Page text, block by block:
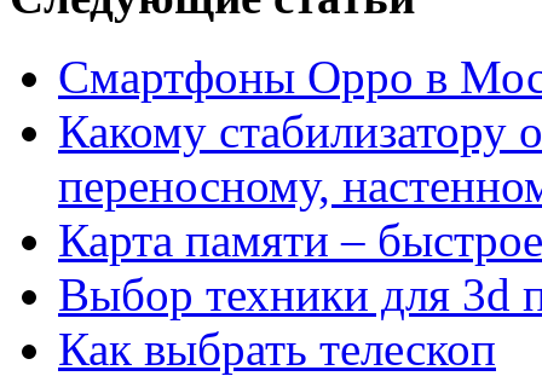
Смартфоны Орро в
Какому стабилизатору
переносному,
Карта памяти –
Выбор техники для 3d
Как выбрать телескоп